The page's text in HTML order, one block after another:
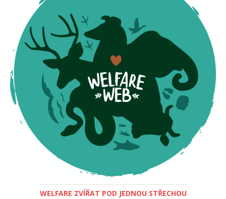
WELFARE ZVÍŘAT POD JEDNOU STŘECHOU